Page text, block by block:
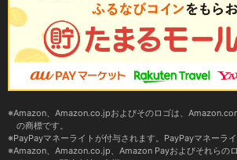
Amazon、Amazon.co.jpおよびそのロゴは、
の商標です。
PayPayマネーライトが付与されます。PayPayマネーラ
Amazon、Amazon.co.jp、Amazon Payおよびそれらの